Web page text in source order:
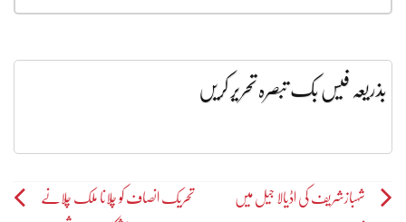
بذریعہ فیس بک تبصرہ تحریر کریں
Postشہبازشریف کی اڈیالا جیل میں تحریک انصاف کو چلانا ملک چلانے